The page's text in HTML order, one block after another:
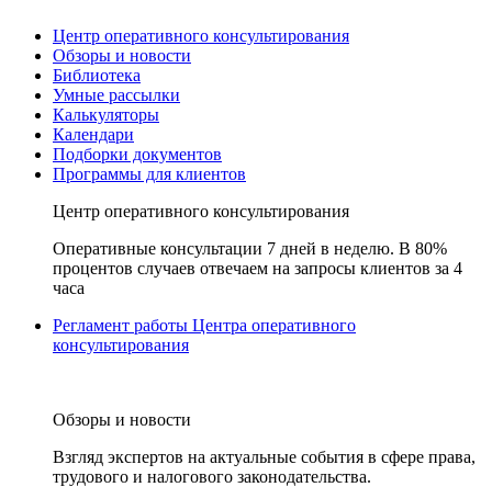
Центр оперативного консультирования
Обзоры и новости
Библиотека
Умные рассылки
Калькуляторы
Календари
Подборки документов
Программы для клиентов
Центр оперативного консультирования
Оперативные консультации 7 дней в неделю. В 80%
процентов случаев отвечаем на запросы клиентов за 4
часа
Регламент работы Центра оперативного
консультирования
Обзоры и новости
Взгляд экспертов на актуальные события в сфере права,
трудового и налогового законодательства.